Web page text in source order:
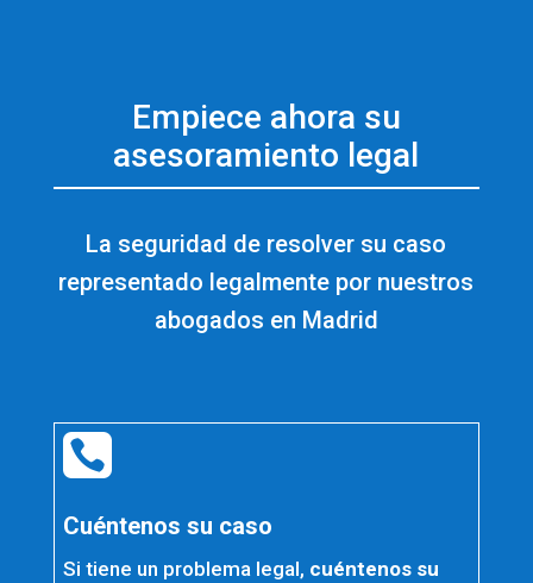
Empiece ahora su
asesoramiento legal
La seguridad de resolver su caso
representado legalmente por nuestros
abogados en Madrid

Cuéntenos su caso
Si tiene un problema legal, cuéntenos su